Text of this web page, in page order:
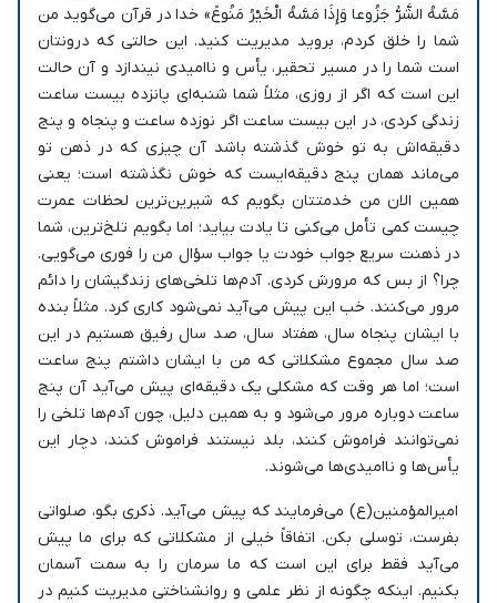
مَسَّهُ الشَّرُّ جَزُوعا وَإِذَا مَسَّهُ الْخَيْرُ مَنُوعً» خدا در قرآن می‌گوید من
شما را خلق کردم، بروید مدیریت کنید. این حالتی که درونتان
است شما را در مسیر تحقیر، یأس و ناامیدی نیندازد و آن حالت
این است که اگر از روزی، مثلاً شما شنبه‌ای پانزده بیست ساعت
زندگی کردی، در این بیست ساعت اگر نوزده ساعت و پنجاه و پنج
دقیقه‌اش به تو خوش گذشته باشد آن چیزی که در ذهن تو
می‌ماند همان پنج دقیقه‌ایست که خوش نگذشته است؛ یعنی
همین الان من خدمتتان بگویم که شیرین‌ترین لحظات عمرت
چیست کمی تأمل می‌کنی تا یادت بیاید؛ اما بگویم تلخ‌ترین، شما
در ذهنت سریع جواب خودت یا جواب سؤال من را فوری می‌گویی.
چرا؟ از بس که مرورش کردی. آدم‌ها تلخی‌های زندگیشان را دائم
مرور می‌کنند. خب این پیش می‌آید نمی‌شود کاری کرد. مثلاً بنده
با ایشان پنجاه سال، هفتاد سال، صد سال رفیق هستیم در این
صد سال مجموع مشکلاتی که من با ایشان داشتم پنج ساعت
است؛ اما هر وقت که مشکلی یک دقیقه‌ای پیش می‌آید آن پنج
ساعت دوباره مرور می‌شود و به همین دلیل، چون آدم‌ها تلخی را
نمی‌توانند فراموش کنند، بلد نیستند فراموش کنند، دچار این
یأس‌ها و ناامیدی‌ها می‌شوند.
امیرالمؤمنین(ع) می‌فرمایند که پیش می‌آید. ذکری بگو، صلواتی
بفرست، توسلی بکن. اتفاقاً خیلی از مشکلاتی که برای ما پیش
می‌آید فقط برای این است که ما سرمان را به سمت آسمان
بکنیم. اینکه چگونه از نظر علمی و روانشناختی مدیریت کنیم در